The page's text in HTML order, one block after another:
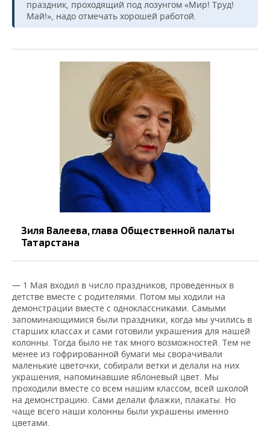
праздник, проходящий под лозунгом «Мир! Труд!
Май!», надо отмечать хорошей работой.
Зиля Валеева, глава Общественной палаты
Татарстана
— 1 Мая входил в число праздников, проведенных в
детстве вместе с родителями. Потом мы ходили на
демонстрации вместе с одноклассниками. Самыми
запоминающимися были праздники, когда мы учились в
старших классах и сами готовили украшения для нашей
колонны. Тогда было не так много возможностей. Тем не
менее из гофрированной бумаги мы сворачивали
маленькие цветочки, собирали ветки и делали на них
украшения, напоминавшие яблоневый цвет. Мы
проходили вместе со всем нашим классом, всей школой
на демонстрацию. Сами делали флажки, плакаты. Но
чаще всего наши колонны были украшены именно
цветами.